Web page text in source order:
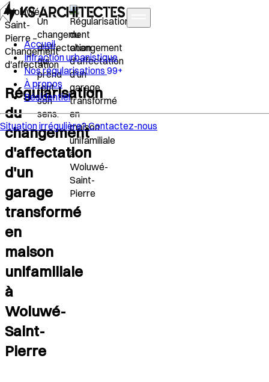
Accueil
Infraction urbanistique
Nos régularisations 99+
À propos
Résidentiel
Situation irrégulière?Contactez-nous
Woluwé-
Saint-
Pierre –
Changement
d'affectation
Régularisation
du
changement
d'affectation
d'un
garage
transformé
en
maison
unifamiliale
à
Woluwé-
Saint-
Pierre
Un
changement
d'affectation
qui
prend
tout
son
sens.